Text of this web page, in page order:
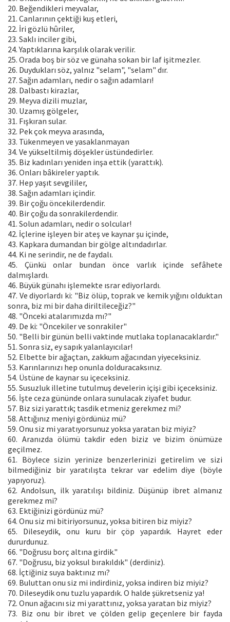
20. Beğendikleri meyvalar,
21. Canlarının çektiği kuş etleri,
22. İri gözlü hûriler,
23. Saklı inciler gibi,
24. Yaptıklarına karşılık olarak verilir.
25. Orada boş bir söz ve günaha sokan bir laf işitmezler.
26. Duydukları söz, yalnız "selam", "selam" dır.
27. Sağın adamları, nedir o sağın adamları!
28. Dalbastı kirazlar,
29. Meyva dizili muzlar,
30. Uzamış gölgeler,
31. Fışkıran sular.
32. Pek çok meyva arasında,
33. Tükenmeyen ve yasaklanmayan
34. Ve yükseltilmiş döşekler üstündedirler.
35. Biz kadınları yeniden inşa ettik (yarattık).
36. Onları bâkireler yaptık.
37. Hep yaşıt sevgililer,
38. Sağın adamları içindir.
39. Bir çoğu öncekilerdendir.
40. Bir çoğu da sonrakilerdendir.
41. Solun adamları, nedir o solcular!
42. İçlerine işleyen bir ateş ve kaynar şu içinde,
43. Kapkara dumandan bir gölge altındadırlar.
44. Ki ne serindir, ne de faydalı.
45. Çünkü onlar bundan önce varlık içinde sefâhete
dalmışlardı.
46. Büyük günahı işlemekte ısrar ediyorlardı.
47. Ve diyorlardı ki: "Biz ölüp, toprak ve kemik yığını olduktan
sonra, biz mi bir daha diriltileceğiz?"
48. "Önceki atalarımızda mı?"
49. De ki: "Öncekiler ve sonrakiler"
50. "Belli bir günün belli vaktinde mutlaka toplanacaklardır."
51. Sonra siz, ey sapık yalanlayıcılar!
52. Elbette bir ağaçtan, zakkum ağacından yiyeceksiniz.
53. Karınlarınızı hep onunla dolduracaksınız.
54. Üstüne de kaynar su içeceksiniz.
55. Susuzluk illetine tutulmuş develerin içişi gibi içeceksiniz.
56. İşte ceza gününde onlara sunulacak ziyafet budur.
57. Biz sizi yarattık; tasdik etmeniz gerekmez mi?
58. Attığınız meniyi gördünüz mü?
59. Onu siz mi yaratıyorsunuz yoksa yaratan biz miyiz?
60. Aranızda ölümü takdir eden biziz ve bizim önümüze
geçilmez.
61. Böylece sizin yerinize benzerlerinizi getirelim ve sizi
bilmediğiniz bir yaratılışta tekrar var edelim diye (böyle
yapıyoruz).
62. Andolsun, ilk yaratılışı bildiniz. Düşünüp ibret almanız
gerekmez mi?
63. Ektiğinizi gördünüz mü?
64. Onu siz mi bitiriyorsunuz, yoksa bitiren biz miyiz?
65. Dileseydik, onu kuru bir çöp yapardık. Hayret eder
dururdunuz.
66. "Doğrusu borç altına girdik."
67. "Doğrusu, biz yoksul bırakıldık" (derdiniz).
68. İçtiğiniz suya baktınız mı?
69. Buluttan onu siz mi indirdiniz, yoksa indiren biz miyiz?
70. Dileseydik onu tuzlu yapardık. O halde şükretseniz ya!
72. Onun ağacını siz mi yarattınız, yoksa yaratan biz miyiz?
73. Biz onu bir ibret ve çölden gelip geçenlere bir fayda